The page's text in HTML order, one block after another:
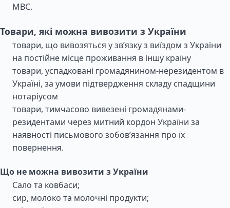
МВС.
Товари, які можна вивозити з України
товари, що вивозяться у зв’язку з виїздом з України
на постійне місце проживання в іншу країну
товари, успадковані громадянином-нерезидентом в
Україні, за умови підтвердження складу спадщини
нотаріусом
товари, тимчасово вивезені громадянами-
резидентами через митний кордон України за
наявності письмового зобов’язання про їх
повернення.
Що не можна вивозити з України
Сало та ковбаси;
сир, молоко та молочні продукти;